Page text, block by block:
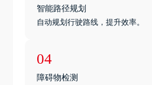
智能路径规划
自动规划行驶路线，提升效率。
04
障碍物检测